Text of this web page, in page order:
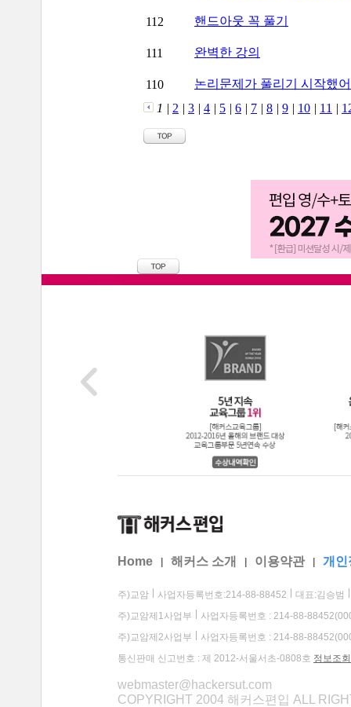
Home 해커스 소개 이용약관 개인
주)교암 사업자등록번호:214-88-88452
대표:김승범
주)교암제1사업부
사업자등록번호 : 214-88-
주)교암제2사업부
사업자등록번호 : 214-88-
통신판매 신고번호 : 제 2012-서울서초-0808호 정보조회
webmaster@hackersut.com
COPYRIGHT 2004 해커스편입 ALL